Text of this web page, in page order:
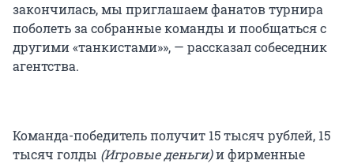
закончилась, мы приглашаем фанатов турнира
поболеть за собранные команды и пообщаться с
другими «танкистами»», — рассказал собеседник
агентства.
Команда-победитель получит 15 тысяч рублей, 15
тысяч голды (Игровые деньги)и фирменные